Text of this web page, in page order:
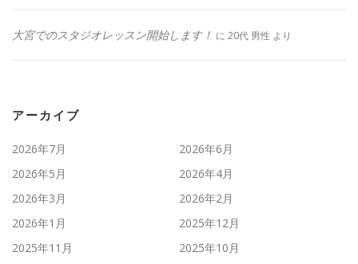
大宮でのスタジオレッスン開始します！ に 20代 男性 より
アーカイブ
2026年7月
2026年6月
2026年5月
2026年4月
2026年3月
2026年2月
2026年1月
2025年12月
2025年11月
2025年10月